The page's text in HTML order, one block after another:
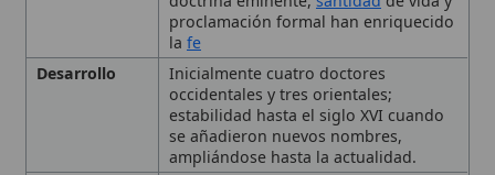
Raíces en los primeros siglos del
cristianismo, con veneración de
Padres de la Iglesiacomo doctores.
Requisitos
Eminens doctrina (doctrina
sobresaliente), Insignis vitae sanctitas
(santidad ejemplar), Ecclesiae
declaratio (proclamación por el Sumo
Pontíficeo concilio).